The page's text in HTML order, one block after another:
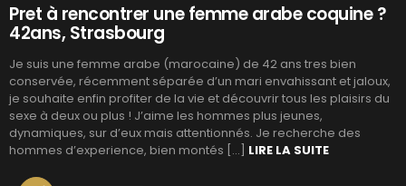
Pret à rencontrer une femme arabe coquine ?
42ans, Strasbourg
Je suis une femme arabe (marocaine) de 42 ans tres bien
conservée, récemment séparée d’un mari envahissant et jaloux,
je souhaite enfin profiter de la vie et découvrir tous les plaisirs du
sexe à deux ou plus ! J’aime les hommes plus jeunes,
dynamiques, sur d’eux mais attentionnés. Je recherche des
hommes d’experience, bien montés […] LIRE LA SUITE